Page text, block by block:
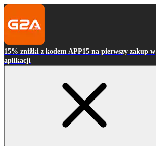
15% zniżki z kodem APP15 na pierwszy zakup w
aplikacji